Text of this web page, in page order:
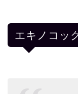
エキノコッ